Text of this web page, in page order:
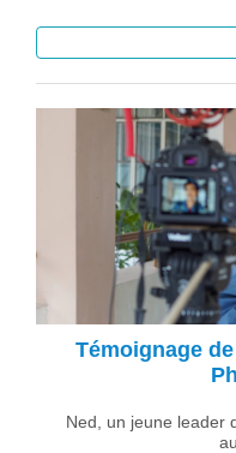
Témoignage
Ned, un jeune leader